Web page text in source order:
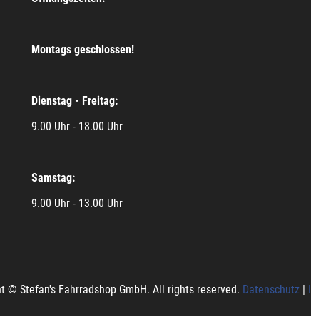
Montags geschlossen!
Dienstag - Freitag:
9.00 Uhr - 18.00 Uhr
Samstag:
9.00 Uhr - 13.00 Uhr
© Stefan's Fahrradshop GmbH. All rights reserved. Datenschutz |